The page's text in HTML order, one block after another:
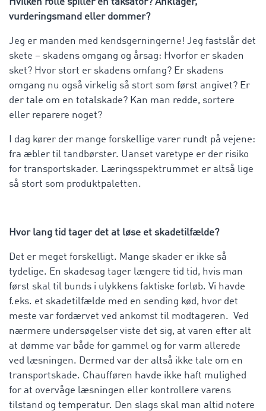
vurderingsmand eller dommer?
Jeg er manden med kendsgerningerne! Jeg fastslår det
skete – skadens omgang og årsag: Hvorfor er skaden
sket? Hvor stort er skadens omfang? Er skadens
omgang nu også virkelig så stort som først angivet? Er
der tale om en totalskade? Kan man redde, sortere
eller reparere noget?
I dag kører der mange forskellige varer rundt på vejene:
fra æbler til tandbørster. Uanset varetype er der risiko
for transportskader. Læringsspektrummet er altså lige
så stort som produktpaletten.
Hvor lang tid tager det at løse et skadetilfælde?
Det er meget forskelligt. Mange skader er ikke så
tydelige. En skadesag tager længere tid tid, hvis man
først skal til bunds i ulykkens faktiske forløb. Vi havde
f.eks. et skadetilfælde med en sending kød, hvor det
meste var fordærvet ved ankomst til modtageren. Ved
nærmere undersøgelser viste det sig, at varen efter alt
at dømme var både for gammel og for varm allerede
ved læsningen. Dermed var der altså ikke tale om en
transportskade. Chaufføren havde ikke haft mulighed
for at overvåge læsningen eller kontrollere varens
tilstand og temperatur. Den slags skal man altid notere